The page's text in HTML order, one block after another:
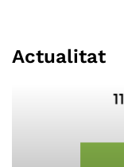
una idea que pugui
Actualitat